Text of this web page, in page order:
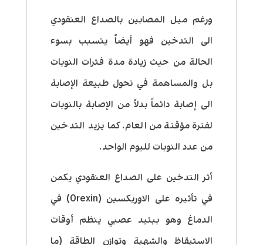
ورغم ميل المصابين بالصداع العنقودي
الى التدخين فهو أيضاً يتسبب بسوء
الحالة من حيث زيادة مدة فترات النوبات
بل والمساهمة في تحول طبيعة الإصابة
الى إصابة دائماً بدلاً من الإصابة بالنوبات
لفترة مؤقتة من العام. كما يزيد التدخين
من عدد النوبات لليوم الواحد.
أثر التدخين على الصداع العنقودي يكمن
في تأثيره على الاوريكسين (Orexin) في
الدماغ وهو ببتيد عصبي ينظم أوقات
الاستيقاظ والشهية وتوازن الطاقة (ما